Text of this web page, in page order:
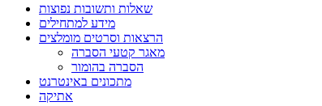
שאלות ותשובות נפוצות
מידע למתחילים
הרצאות וסרטים מומלצים
מאגר קטעי הסברה
הסברה בהומור
מתכונים באינטרנט
אתיקה